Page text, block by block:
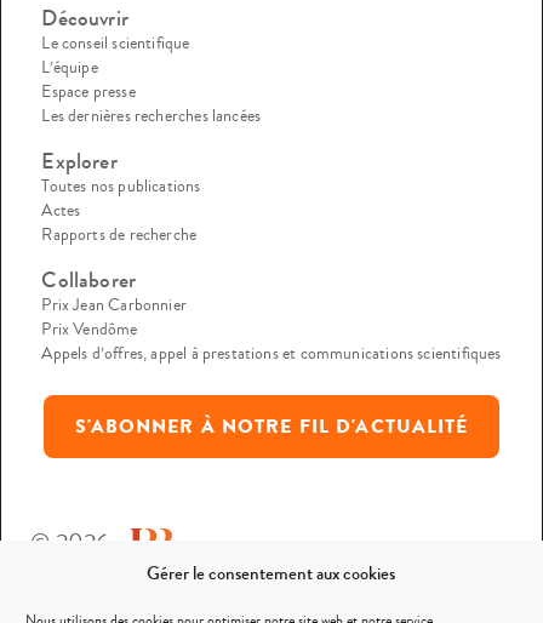
Gérer le consentement aux cookies
Découvrir
Le conseil scientifique
L’équipe
Espace presse
Les dernières recherches lancées
Explorer
Toutes nos publications
Actes
Rapports de recherche
Collaborer
Prix Jean Carbonnier
Prix Vendôme
Appels d’offres, appel à prestations et communications scientifiques
S'ABONNER À NOTRE FIL D'ACTUALITÉ
© 2026